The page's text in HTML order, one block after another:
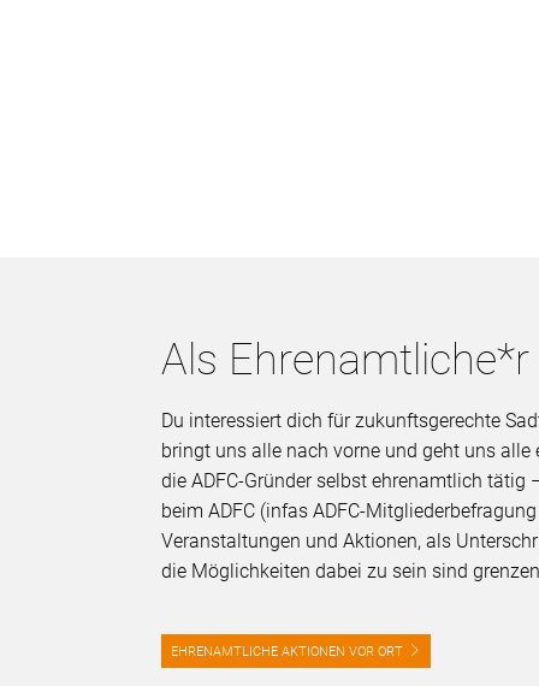
Als Ehrenamtliche*r
Du interessiert dich für zukunftsgerechte
bringt uns alle nach vorne und geht uns
die ADFC-Gründer selbst ehrenamtlich tätig
beim ADFC (infas ADFC-
Veranstaltungen und Aktionen, als
die Möglichkeiten dabei zu sein sind
EHRENAMTLICHE AKTIONEN VOR ORT